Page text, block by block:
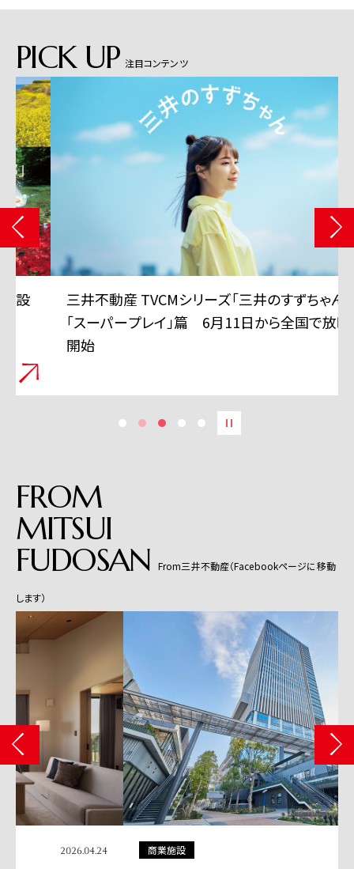
PICK UP 注目コンテンツ
三井不動産 TVCMシリーズ「三井のすずちゃん」
「スーパープレイ」篇 6月11日から全国で放映
FROM
MITSUI
FUDOSAN From三井不動産（Facebookページに移動
します）
商業施設